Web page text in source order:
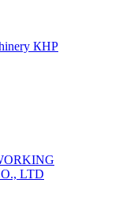
КНР
LTD